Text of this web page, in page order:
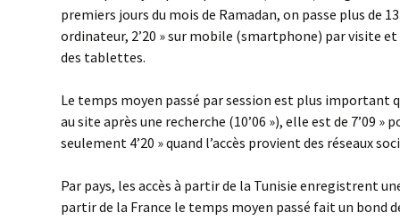
premiers jours du mois de Ramadan, on passe plus de
ordinateur, 2’20 » sur mobile (smartphone) par visite
des tablettes.
Le temps moyen passé par session est plus important
au site après une recherche (10’06 »), elle est de 7’09 »
seulement 4’20 » quand l’accès provient des réseaux
Par pays, les accès à partir de la Tunisie enregistrent
partir de la France le temps moyen passé fait un bond